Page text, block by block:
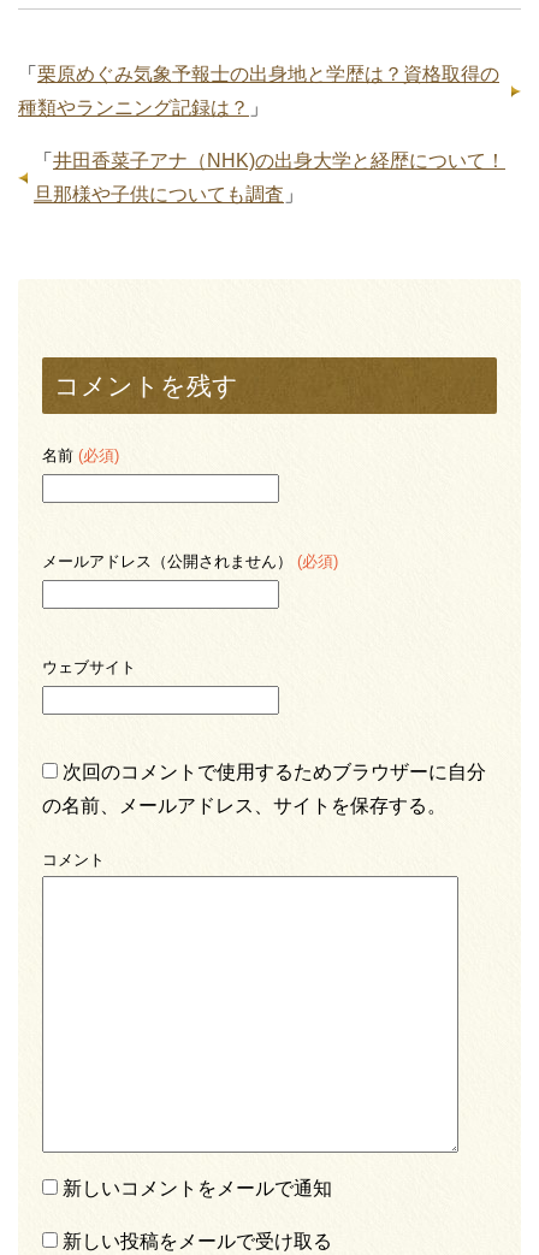
「 栗原めぐみ気象予報士の出身地と学歴は？資格取得の
種類やランニング記録は？ 」
「 井田香菜子アナ（NHK)の出身大学と経歴について！
旦那様や子供についても調査 」
コメントを残す
名前 (必須)
メールアドレス（公開されません） (必須)
ウェブサイト
次回のコメントで使用するためブラウザーに自分
の名前、メールアドレス、サイトを保存する。
コメント
新しいコメントをメールで通知
新しい投稿をメールで受け取る